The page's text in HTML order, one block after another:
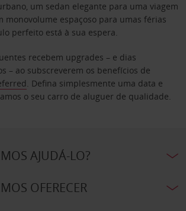
um sedan elegante para uma viagem
monovolume espaçoso para umas férias
perfeito está à sua espera.
recebem upgrades – e dias
– ao subscreverem os benefícios de
. Defina simplesmente uma data e
o seu carro de aluguer de qualidade.
AJUDÁ-LO?
OFERECER